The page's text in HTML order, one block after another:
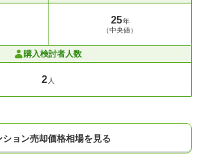
25年
（中央値）
購入検討者人数
2 人
ション売却価格相場を見る